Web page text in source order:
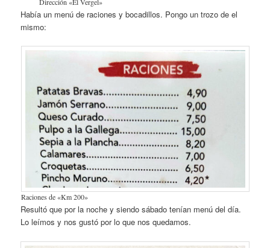
Dirección «El Vergel»
Había un menú de raciones y bocadillos. Pongo un trozo de el
mismo:
Raciones de «Km 200»
Resultó que por la noche y siendo sábado tenían menú del día.
Lo leímos y nos gustó por lo que nos quedamos.